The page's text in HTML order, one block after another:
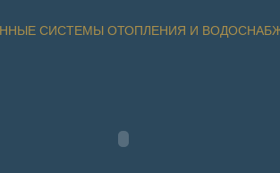
СИСТЕМЫ ОТОПЛЕНИЯ И